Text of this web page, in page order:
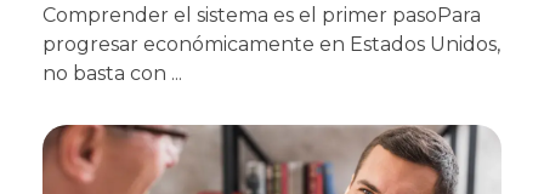
Comprender el sistema es el primer pasoPara
progresar económicamente en Estados Unidos,
no basta con ...